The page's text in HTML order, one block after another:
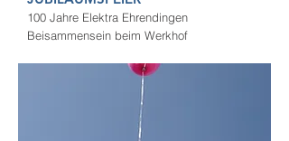
100 Jahre Elektra Ehrendingen
Beisammensein beim Werkhof